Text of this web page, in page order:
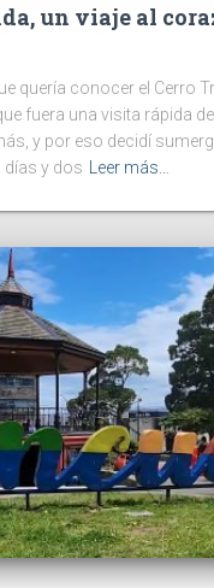
un viaje al
quería conocer el Cerro
fuera una visita rápida de
y por eso decidí
días y dos
Leer más…